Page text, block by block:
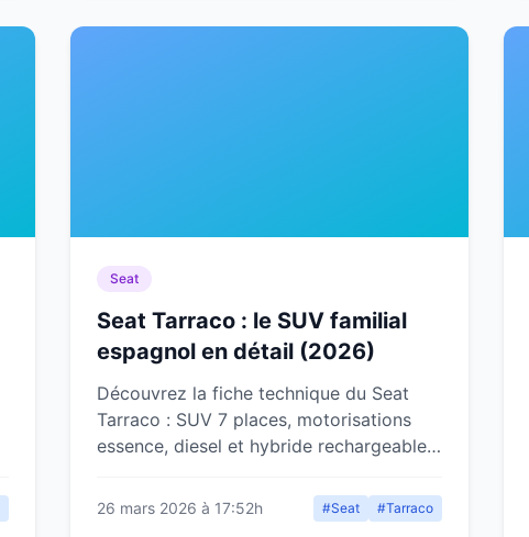
Seat
Seat Tarraco : le SUV familial
espagnol en détail (2026)
Découvrez la fiche technique du Seat
Tarraco : SUV 7 places, motorisations
essence, diesel et hybride rechargeable,
26 mars 2026 à 17:52h #Seat #Tarraco